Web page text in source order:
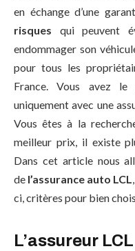
en échange d’une
risques qui peuvent
endommager son
pour tous les
France. Vous avez le
uniquement avec une
Vous êtes à la
meilleur prix, il existe
Dans cet article nous
de l’assurance auto LCL
ci, critères pour bien
L’assureur LCL